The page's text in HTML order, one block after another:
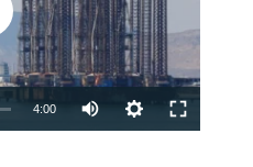
available
4:00